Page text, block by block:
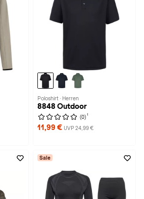
Poloshirt · Herren
8848 Outdoor
(0) 1
11,99 € UVP 24,99 €
Sale